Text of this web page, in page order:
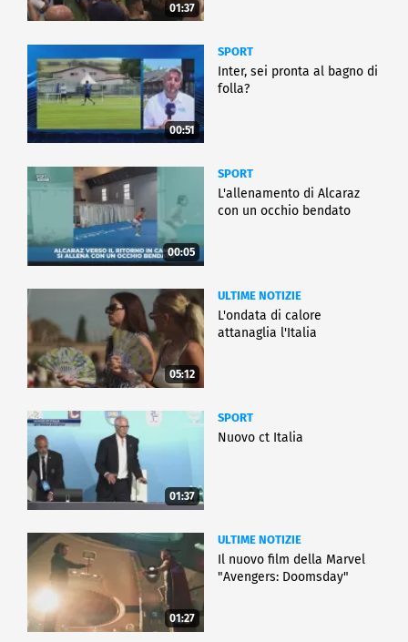
01:37
00:51
SPORT
Inter, sei pronta al bagno di
folla?
00:05
SPORT
L'allenamento di Alcaraz
con un occhio bendato
05:12
ULTIME NOTIZIE
L'ondata di calore
attanaglia l'Italia
01:37
SPORT
Nuovo ct Italia
01:27
ULTIME NOTIZIE
Il nuovo film della Marvel
"Avengers: Doomsday"